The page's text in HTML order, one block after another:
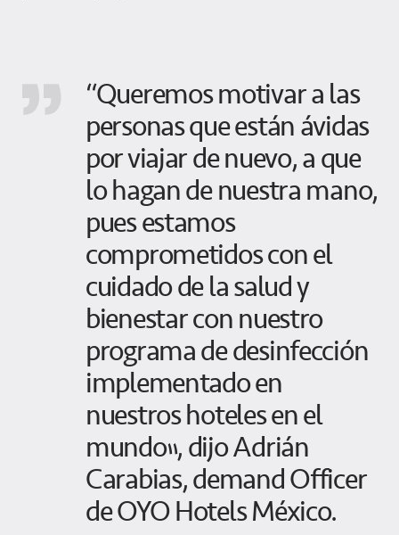
“Queremos motivar a las
personas que están ávidas
por viajar de nuevo, a que
lo hagan de nuestra mano,
pues estamos
comprometidos con el
cuidado de la salud y
bienestar con nuestro
programa de desinfección
implementado en
nuestros hoteles en el
mundo”, dijo Adrián
Carabias, demand Officer
de OYO Hotels México.